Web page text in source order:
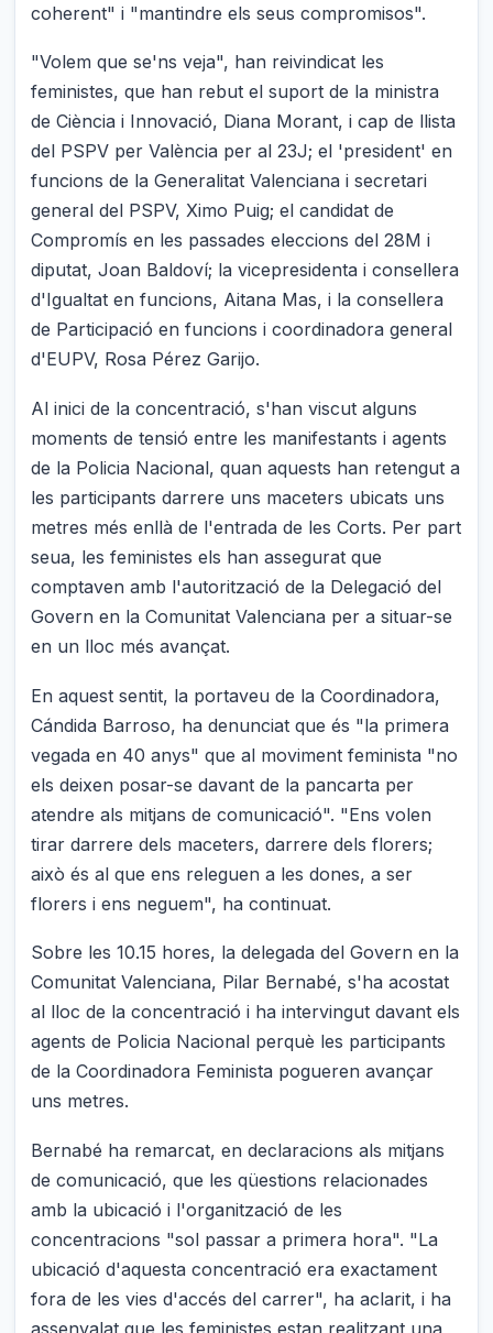
coherent" i "mantindre els seus compromisos".
"Volem que se'ns veja", han reivindicat les
feministes, que han rebut el suport de la ministra
de Ciència i Innovació, Diana Morant, i cap de llista
del PSPV per València per al 23J; el 'president' en
funcions de la Generalitat Valenciana i secretari
general del PSPV, Ximo Puig; el candidat de
Compromís en les passades eleccions del 28M i
diputat, Joan Baldoví; la vicepresidenta i consellera
d'Igualtat en funcions, Aitana Mas, i la consellera
de Participació en funcions i coordinadora general
d'EUPV, Rosa Pérez Garijo.
Al inici de la concentració, s'han viscut alguns
moments de tensió entre les manifestants i agents
de la Policia Nacional, quan aquests han retengut a
les participants darrere uns maceters ubicats uns
metres més enllà de l'entrada de les Corts. Per part
seua, les feministes els han assegurat que
comptaven amb l'autorització de la Delegació del
Govern en la Comunitat Valenciana per a situar-se
en un lloc més avançat.
En aquest sentit, la portaveu de la Coordinadora,
Cándida Barroso, ha denunciat que és "la primera
vegada en 40 anys" que al moviment feminista "no
els deixen posar-se davant de la pancarta per
atendre als mitjans de comunicació". "Ens volen
tirar darrere dels maceters, darrere dels florers;
això és al que ens releguen a les dones, a ser
florers i ens neguem", ha continuat.
Sobre les 10.15 hores, la delegada del Govern en la
Comunitat Valenciana, Pilar Bernabé, s'ha acostat
al lloc de la concentració i ha intervingut davant els
agents de Policia Nacional perquè les participants
de la Coordinadora Feminista pogueren avançar
uns metres.
Bernabé ha remarcat, en declaracions als mitjans
de comunicació, que les qüestions relacionades
amb la ubicació i l'organització de les
concentracions "sol passar a primera hora". "La
ubicació d'aquesta concentració era exactament
fora de les vies d'accés del carrer", ha aclarit, i ha
assenyalat que les feministes estan realitzant una